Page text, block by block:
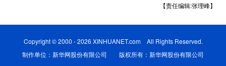
【责任编辑:张理峰】
Copyright © 2000 - 2026 XINHUANET.com All Rights Reserved.
制作单位：新华网股份有限公司 版权所有：新华网股份有限公司